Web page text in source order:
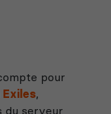
pour
,
du serveur